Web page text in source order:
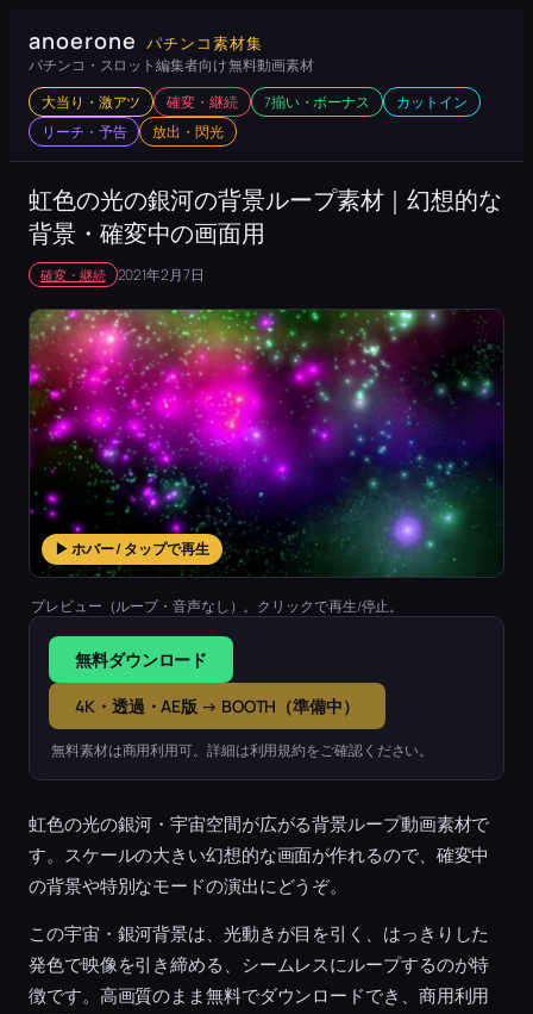
容
ス
キ
プ
anoerone パチンコ素材集
パチンコ・スロット編集者向け 無料動画素材
大当り・激アツ 確変・継続 7揃い・ボーナス
カットイン
リーチ・予告
放出・閃光
虹色の光の銀河の背景ループ素材｜幻想的な
背景・確変中の画面用
確変・継続 2021年2月7日
▶ ホバー / タップで再生
プレビュー（ループ・音声なし）。クリックで再生/停止。
無料ダウンロード
4K・透過・AE版 → BOOTH（準備中）
無料素材は商用利用可。詳細は利用規約をご確認ください。
虹色の光の銀河・宇宙空間が広がる背景ループ動画素材で
す。スケールの大きい幻想的な画面が作れるので、確変中
の背景や特別なモードの演出にどうぞ。
この宇宙・銀河背景は、光動きが目を引く、はっきりした
発色で映像を引き締める、シームレスにループするのが特
徴です。高画質のまま無料でダウンロードでき、商用利用